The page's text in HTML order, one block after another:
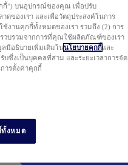
กกี้”) บนอุปกรณ์ของคุณ เพื่อปรับ
ดของเรา และเพื่อวัตถุประสงค์ในการ
งานคุกกี้ทั้งหมดของเรา รวมถึง (2) การ
วบรวมจากการที่คุณใช้ผลิตภัณฑ์ของเรา
มีอธิบายเพิ่มเติมในนโยบายคุกกี้และ
บซึ่งเป็นบุคคลที่สาม และระยะเวลาการจัด
ารตั้งค่าคุกกี้
ทั้งหมด